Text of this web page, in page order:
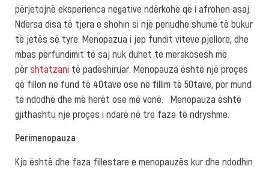
përjetojnë eksperienca negative ndërkohë që i afrohen asaj.
Ndërsa disa të tjera e shohin si një periudhë shumë të bukur
të jetës së tyre. Menopazua i jep fundit viteve pjellore, dhe
mbas përfundimit të saj nuk duhet të merakosesh më
përshtatzani të padëshiruar. Menopauza është një proçes
që fillon në fund të 40tave ose në fillim të 50tave, por mund
të ndodhë dhe më herët ose më vonë. Menopauza është
gjithashtu një proçes i ndarë në tre faza të ndryshme.
Perimenopauza
Kjo është dhe faza fillestare e menopauzës kur dhe ndodhin